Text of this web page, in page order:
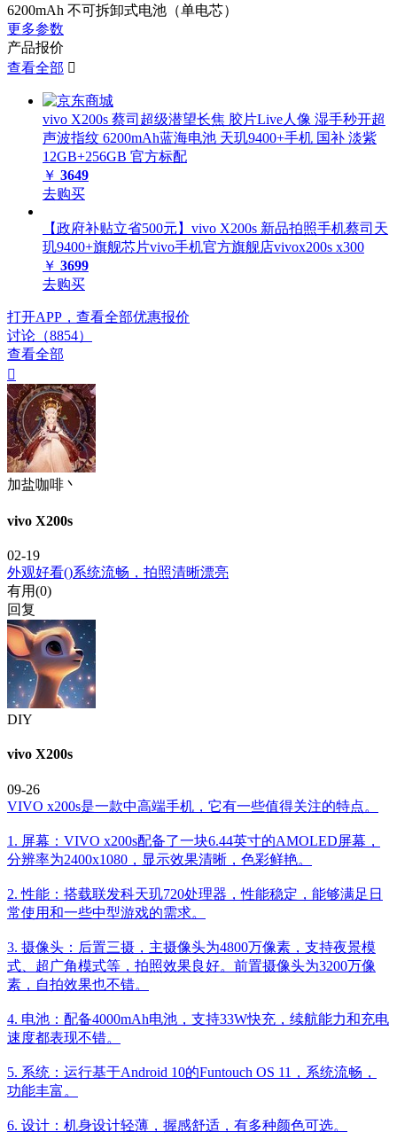
6200mAh 不可拆卸式电池（单电芯）
更多参数
产品报价
查看全部 
vivo X200s 蔡司超级潜望长焦 胶片Live人像 湿手秒开超
声波指纹 6200mAh蓝海电池 天玑9400+手机 国补 淡紫
12GB+256GB 官方标配
￥ 3649
去购买
【政府补贴立省500元】vivo X200s 新品拍照手机蔡司天
玑9400+旗舰芯片vivo手机官方旗舰店vivox200s x300
￥ 3699
去购买
打开APP，查看全部优惠报价
讨论（8854）
查看全部

加盐咖啡丶
vivo X200s
02-19
外观好看()系统流畅，拍照清晰漂亮
有用(0)
回复
DIY
vivo X200s
09-26
VIVO x200s是一款中高端手机，它有一些值得关注的特点。
1. 屏幕：VIVO x200s配备了一块6.44英寸的AMOLED屏幕，
分辨率为2400x1080，显示效果清晰，色彩鲜艳。
2. 性能：搭载联发科天玑720处理器，性能稳定，能够满足日
常使用和一些中型游戏的需求。
3. 摄像头：后置三摄，主摄像头为4800万像素，支持夜景模
式、超广角模式等，拍照效果良好。前置摄像头为3200万像
素，自拍效果也不错。
4. 电池：配备4000mAh电池，支持33W快充，续航能力和充电
速度都表现不错。
5. 系统：运行基于Android 10的Funtouch OS 11，系统流畅，
功能丰富。
6. 设计：机身设计轻薄，握感舒适，有多种颜色可选。